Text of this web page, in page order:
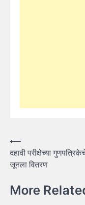
Post
navigation
⟵
दहावी परीक्षेच्या
जूनला वितरण
More